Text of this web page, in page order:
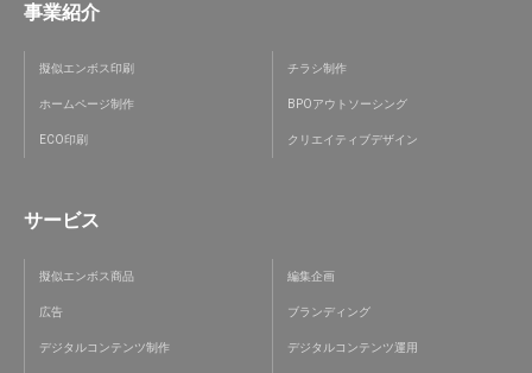
事業紹介
擬似エンボス印刷 チラシ制作
ホームページ制作 BPOアウトソーシング
ECO印刷 クリエイティブデザイン
サービス
擬似エンボス商品 編集企画
広告 ブランディング
デジタルコンテンツ制作 デジタルコンテンツ運用